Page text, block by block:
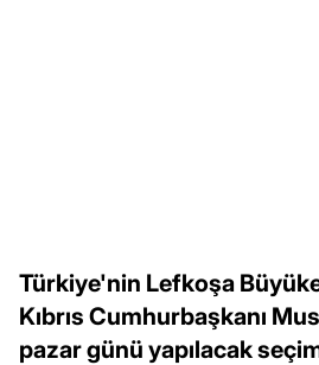
Türkiye'nin Lefkoşa
Kıbrıs Cumhurbaşkanı
pazar günü yapılacak